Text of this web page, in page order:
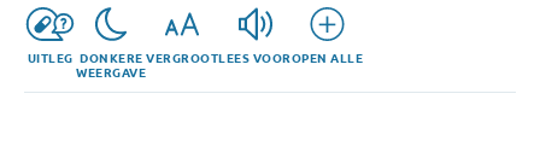
UITLEG DONKERE
WEERGAVE
VERGROOTLEES VOOROPEN ALLE